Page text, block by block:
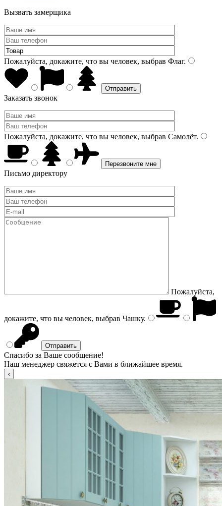
Вызвать замерщика
Пожалуйста, докажите, что вы человек, выбрав Флаг.
Заказать звонок
Пожалуйста, докажите, что вы человек, выбрав Самолёт.
Письмо директору
Пожалуйста,
докажите, что вы человек, выбрав Чашку.
Спасибо за Ваше сообщение!
Наш менеджер свяжется с Вами в ближайшее время.